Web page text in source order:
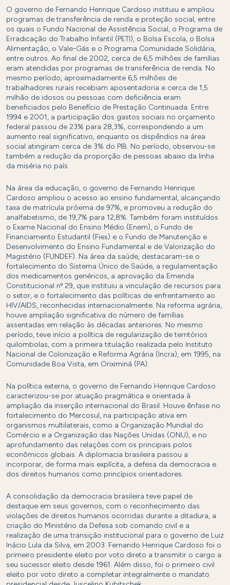
O governo de Fernando Henrique Cardoso instituiu e ampliou
programas de transferência de renda e proteção social, entre
os quais o Fundo Nacional de Assistência Social, o Programa de
Erradicação do Trabalho Infantil (PETI), o Bolsa Escola, o Bolsa
Alimentação, o Vale-Gás e o Programa Comunidade Solidária,
entre outros. Ao final de 2002, cerca de 6,5 milhões de famílias
eram atendidas por programas de transferência de renda. No
mesmo período, aproximadamente 6,5 milhões de
trabalhadores rurais recebiam aposentadoria e cerca de 1,5
milhão de idosos ou pessoas com deficiência eram
beneficiados pelo Benefício de Prestação Continuada. Entre
1994 e 2001, a participação dos gastos sociais no orçamento
federal passou de 23% para 28,3%, correspondendo a um
aumento real significativo, enquanto os dispêndios na área
social atingiram cerca de 3% do PIB. No período, observou-se
também a redução da proporção de pessoas abaixo da linha
da miséria no país.
Na área da educação, o governo de Fernando Henrique
Cardoso ampliou o acesso ao ensino fundamental, alcançando
taxa de matrícula próxima de 97%, e promoveu a redução do
analfabetismo, de 19,7% para 12,8%. Também foram instituídos
o Exame Nacional do Ensino Médio (Enem), o Fundo de
Financiamento Estudantil (Fies) e o Fundo de Manutenção e
Desenvolvimento do Ensino Fundamental e de Valorização do
Magistério (FUNDEF). Na área da saúde, destacaram-se o
fortalecimento do Sistema Único de Saúde, a regulamentação
dos medicamentos genéricos, a aprovação da Emenda
Constitucional nº 29, que instituiu a vinculação de recursos para
o setor, e o fortalecimento das políticas de enfrentamento ao
HIV/AIDS, reconhecidas internacionalmente. Na reforma agrária,
houve ampliação significativa do número de famílias
assentadas em relação às décadas anteriores. No mesmo
período, teve início a política de regularização de territórios
quilombolas, com a primeira titulação realizada pelo Instituto
Nacional de Colonização e Reforma Agrária (Incra), em 1995, na
Comunidade Boa Vista, em Oriximiná (PA).
Na política externa, o governo de Fernando Henrique Cardoso
caracterizou-se por atuação pragmática e orientada à
ampliação da inserção internacional do Brasil. Houve ênfase no
fortalecimento do Mercosul, na participação ativa em
organismos multilaterais, como a Organização Mundial do
Comércio e a Organização das Nações Unidas (ONU), e no
aprofundamento das relações com os principais polos
econômicos globais. A diplomacia brasileira passou a
incorporar, de forma mais explícita, a defesa da democracia e
dos direitos humanos como princípios orientadores.
A consolidação da democracia brasileira teve papel de
destaque em seus governos, com o reconhecimento das
violações de direitos humanos ocorridas durante a ditadura, a
criação do Ministério da Defesa sob comando civil e a
realização de uma transição institucional para o governo de Luiz
Inácio Lula da Silva, em 2003. Fernando Henrique Cardoso foi o
primeiro presidente eleito por voto direto a transmitir o cargo a
seu sucessor eleito desde 1961. Além disso, foi o primeiro civil
eleito por voto direto a completar integralmente o mandato